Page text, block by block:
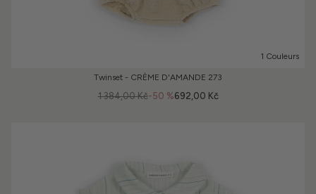
1 Couleurs
Twinset - CRÈME D'AMANDE 273
-50 %
1 384,00 Kč 692,00 Kč